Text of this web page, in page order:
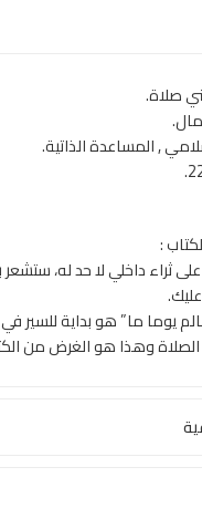
صلاة.
, المساعدة الذاتية.
:
ثراء داخلي لا حد له،
يوما ما” هو بداية للسير
الصلاة وهذا هو الغرض من